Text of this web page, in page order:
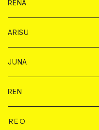
ショット
バイカ
ドリンク
シャンパン
ドリンク
チェキ
RENA
バイカ
ドリンク
ドリンク
ヤードグラス
チェキ
ARISU
バイカ
ドリンク
ドリンク
チェキ
JUNA
バイカ
ドリンク
REN
バイカ
ＲＥＯ